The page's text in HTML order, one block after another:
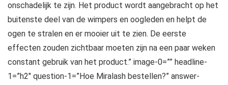
onschadelijk te zijn. Het product wordt aangebracht op het
buitenste deel van de wimpers en oogleden en helpt de
ogen te stralen en er mooier uit te zien. De eerste
effecten zouden zichtbaar moeten zijn na een paar weken
constant gebruik van het product.” image-0=”” headline-
1=”h2″ question-1=”Hoe Miralash bestellen?” answer-